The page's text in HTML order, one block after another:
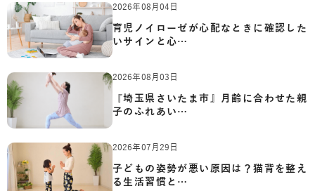
2026年08月04日
育児ノイローゼが心配なときに確認した
いサインと心…
2026年08月03日
『埼玉県さいたま市』月齢に合わせた親
子のふれあい…
2026年07月29日
子どもの姿勢が悪い原因は？猫背を整え
る生活習慣と…